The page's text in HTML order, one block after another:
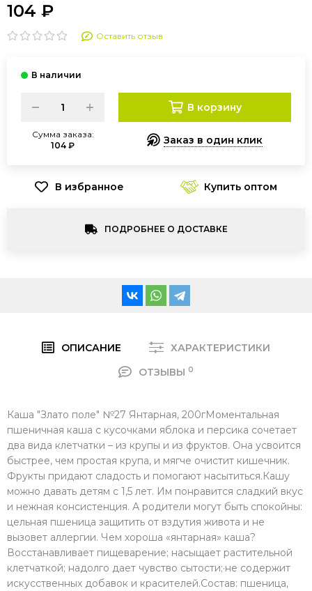
104 ₽
Оставить отзыв
Сумма заказа:
104 ₽
В корзину
Заказ в один клик
Купить оптом
ПОДРОБНЕЕ О ДОСТАВКЕ
ОПИСАНИЕ
ХАРАКТЕРИСТИКИ
ОТЗЫВЫ 0
Каша "Злато поле" №27 Янтарная, 200гМоментальная
пшеничная каша с кусочками яблока и персика сочетает
два вида клетчатки – из крупы и из фруктов. Она усвоится
быстрее, чем простая крупа, и мягче очистит кишечник.
Фрукты придают сладость и помогают насытиться.Кашу
можно давать детям с 1,5 лет. Им понравится сладкий вкус
и нежная консистенция. А родители могут быть спокойны:
цельная пшеница защитить от вздутия живота и не
вызовет аллергии. Чем хороша «янтарная» каша?
Восстанавливает пищеварение; насыщает растительной
клетчаткой; надолго дает чувство сытости;·не содержит
искусственных добавок и красителей.Состав: пшеница,